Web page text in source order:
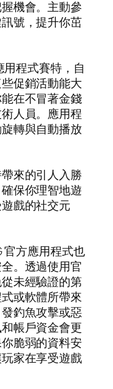
機會。主動參
號，提升你茁
用程式賽特，自
促銷活動能大
在不冒著金錢
人員。應用程
轉與自動播放
來的引人入勝
保你理智地遊
戲的社交元
官方應用程式也
。透過使用官
未經驗證的第
或軟體所帶來
釣魚攻擊或惡
帳戶資金會更
脆弱的資料安
家在享受遊戲